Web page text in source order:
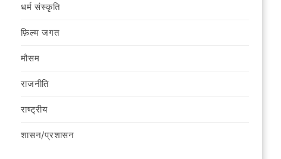
धर्म संस्कृति
फ़िल्‍म जगत
मौसम
राजनीति
राष्ट्रीय
शासन/प्रशासन